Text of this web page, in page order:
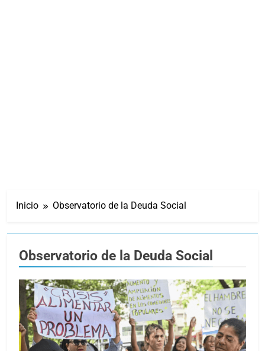
Inicio Observatorio de la Deuda Social
Observatorio de la Deuda Social